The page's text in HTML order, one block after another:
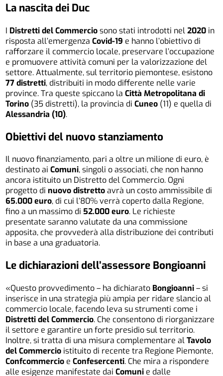
La nascita dei Duc
I Distretti del Commerciosono stati introdotti nel2020 in
risposta all’emergenzaCovid-19 e hanno l’obiettivo di
rafforzare il commercio locale, preservare l’occupazione
e promuovere attività comuni per la valorizzazione del
settore. Attualmente, sul territorio piemontese, esistono
77 distretti, distribuiti in modo differente nelle varie
province. Tra queste spiccano laCittà Metropolitana di
Torino (35 distretti), la provincia diCuneo (11) e quella di
Alessandria (10).
Obiettivi del nuovo stanziamento
Il nuovo finanziamento, pari a oltre un milione di euro, è
destinato aiComuni, singoli o associati, che non hanno
ancora istituito un Distretto del Commercio. Ogni
progetto dinuovo distrettoavrà un costo ammissibile di
65.000 euro, di cui l’80% verrà coperto dalla Regione,
fino a un massimo di 52.000 euro. Le richieste
presentate saranno valutate da una commissione
apposita, che provvederà alla distribuzione dei contributi
in base a una graduatoria.
Le dichiarazioni dell’assessore Bongioanni
«Questo provvedimento – ha dichiarato Bongioanni– si
inserisce in una strategia più ampia per ridare slancio al
commercio locale, facendo leva su strumenti come i
Distretti del Commercio. Che consentono di riorganizzare
il settore e garantire un forte presidio sul territorio.
Inoltre, si tratta di una misura complementare alTavolo
del Commercio istituito di recente tra Regione Piemonte,
Confcommercio eConfesercenti. Che mira a rispondere
alle esigenze manifestate daiComuni e dalle